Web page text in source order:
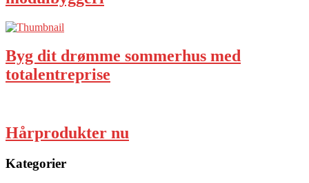
Byg dit drømme sommerhus med
totalentreprise
Hårprodukter nu
Kategorier